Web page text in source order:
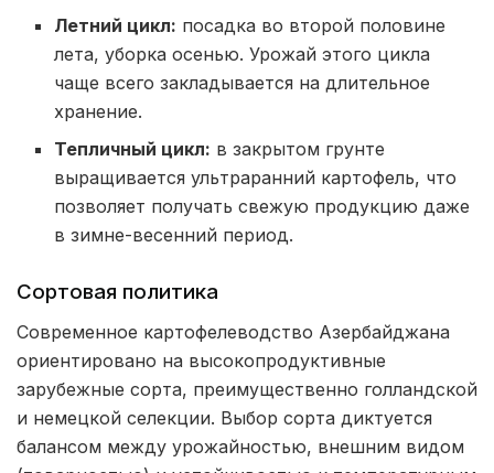
Летний цикл: посадка во второй половине
лета, уборка осенью. Урожай этого цикла
чаще всего закладывается на длительное
хранение.
Тепличный цикл: в закрытом грунте
выращивается ультраранний картофель, что
позволяет получать свежую продукцию даже
в зимне-весенний период.
Сортовая политика
Современное картофелеводство Азербайджана
ориентировано на высокопродуктивные
зарубежные сорта, преимущественно голландской
и немецкой селекции. Выбор сорта диктуется
балансом между урожайностью, внешним видом